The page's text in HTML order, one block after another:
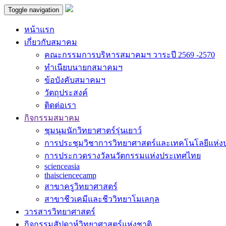
Toggle navigation
หน้าแรก
เกี่ยวกับสมาคม
คณะกรรมการบริหารสมาคมฯ วาระปี 2569 -2570
ทำเนียบนายกสมาคมฯ
ข้อบังคับสมาคมฯ
วัตถุประสงค์
ติดต่อเรา
กิจกรรมสมาคม
ชุมนุมนักวิทยาศาตร์รุ่นเยาว์
การประชุมวิชาการวิทยาศาสตร์และเทคโนโลยีแห่ง
การประกวดรางวัลนวัตกรรมแห่งประเทศไทย
scienceasia
thaisciencecamp
สาขาครูวิทยาศาสตร์
สาขาชีวเคมีและชีววิทยาโมเลกุล
วารสารวิทยาศาสตร์
กิจกรรมสัปดาห์วิทยาศาสตร์แห่งชาติ